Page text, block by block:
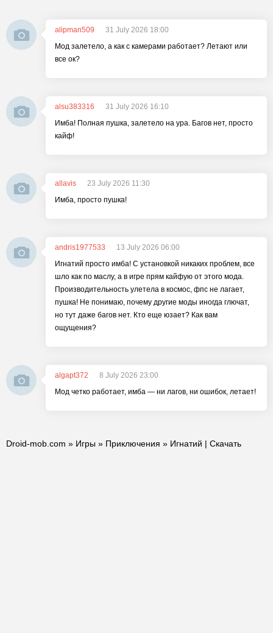
alipman509
31 July 2026 18:00
Мод залетело, а как с камерами работает? Летают или
все ок?
alsu383316
31 July 2026 16:10
Имба! Полная пушка, залетело на ура. Багов нет, просто
кайф!
allavis
23 July 2026 11:30
Имба, просто пушка!
andris1977533
13 July 2026 06:00
Игнатий просто имба! С установкой никаких проблем, все
шло как по маслу, а в игре прям кайфую от этого мода.
Производительность улетела в космос, фпс не лагает,
пушка! Не понимаю, почему другие моды иногда глючат,
но тут даже багов нет. Кто еще юзает? Как вам
ощущения?
algapt372
8 July 2026 23:00
Мод четко работает, имба — ни лагов, ни ошибок, летает!
Droid-mob.com » Игры » Приключения » Игнатий | Скачать